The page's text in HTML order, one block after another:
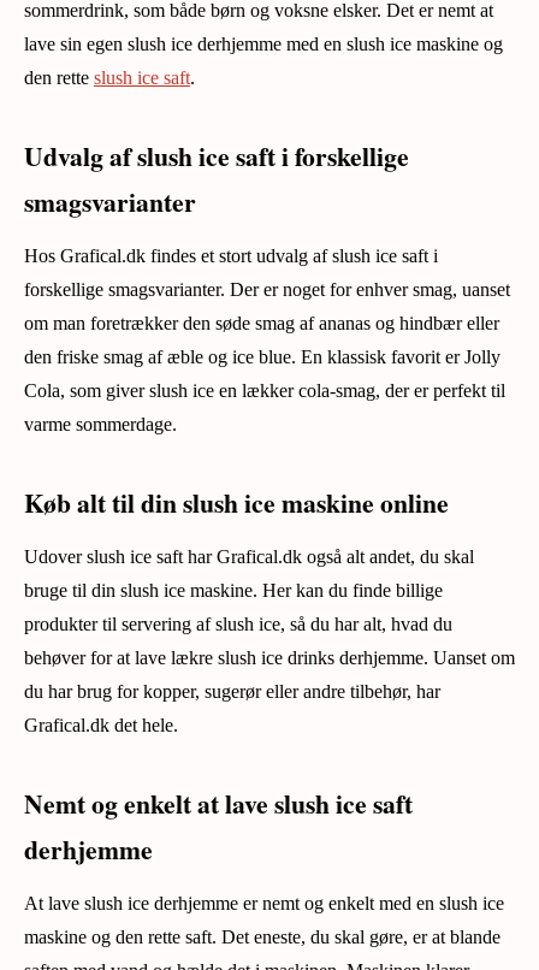
sommerdrink, som både børn og voksne elsker. Det er nemt at
lave sin egen slush ice derhjemme med en slush ice maskine og
den rette slush ice saft.
Udvalg af slush ice saft i forskellige
smagsvarianter
Hos Grafical.dk findes et stort udvalg af slush ice saft i
forskellige smagsvarianter. Der er noget for enhver smag, uanset
om man foretrækker den søde smag af ananas og hindbær eller
den friske smag af æble og ice blue. En klassisk favorit er Jolly
Cola, som giver slush ice en lækker cola-smag, der er perfekt til
varme sommerdage.
Køb alt til din slush ice maskine online
Udover slush ice saft har Grafical.dk også alt andet, du skal
bruge til din slush ice maskine. Her kan du finde billige
produkter til servering af slush ice, så du har alt, hvad du
behøver for at lave lækre slush ice drinks derhjemme. Uanset om
du har brug for kopper, sugerør eller andre tilbehør, har
Grafical.dk det hele.
Nemt og enkelt at lave slush ice saft
derhjemme
At lave slush ice derhjemme er nemt og enkelt med en slush ice
maskine og den rette saft. Det eneste, du skal gøre, er at blande